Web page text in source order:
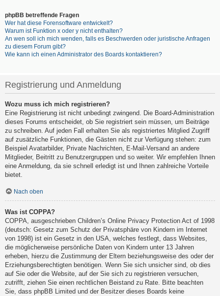
phpBB betreffende Fragen
Wer hat diese Forensoftware entwickelt?
Warum ist Funktion x oder y nicht enthalten?
An wen soll ich mich wenden, falls es Beschwerden oder juristische Anfragen
zu diesem Forum gibt?
Wie kann ich einen Administrator des Boards kontaktieren?
Registrierung und Anmeldung
Wozu muss ich mich registrieren?
Eine Registrierung ist nicht unbedingt zwingend. Die Board-Administration
dieses Forums entscheidet, ob Sie registriert sein müssen, um Beiträge
zu schreiben. Auf jeden Fall erhalten Sie als registriertes Mitglied Zugriff
auf zusätzliche Funktionen, die Gästen nicht zur Verfügung stehen: zum
Beispiel Avatarbilder, Private Nachrichten, E-Mail-Versand an andere
Mitglieder, Beitritt zu Benutzergruppen und so weiter. Wir empfehlen Ihnen
eine Anmeldung, da sie schnell erledigt ist und Ihnen zahlreiche Vorteile
bietet.
Nach oben
Was ist COPPA?
COPPA, ausgeschrieben Children’s Online Privacy Protection Act of 1998
(deutsch: Gesetz zum Schutz der Privatsphäre von Kindern im Internet
von 1998) ist ein Gesetz in den USA, welches festlegt, dass Websites,
die möglicherweise persönliche Daten von Kindern unter 13 Jahren
erheben, hierzu die Zustimmung der Eltern beziehungsweise des oder der
Erziehungsberechtigten benötigen. Wenn Sie sich unsicher sind, ob dies
auf Sie oder die Website, auf der Sie sich zu registrieren versuchen,
zutrifft, ziehen Sie einen rechtlichen Beistand zu Rate. Bitte beachten
Sie, dass phpBB Limited und der Besitzer dieses Boards keine